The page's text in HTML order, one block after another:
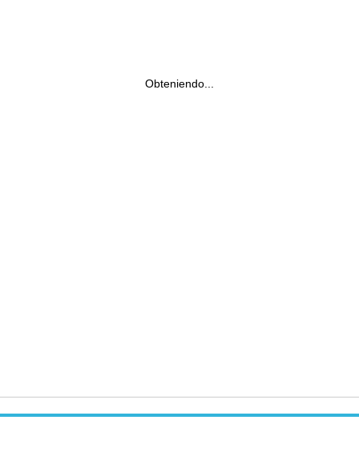
Obteniendo...